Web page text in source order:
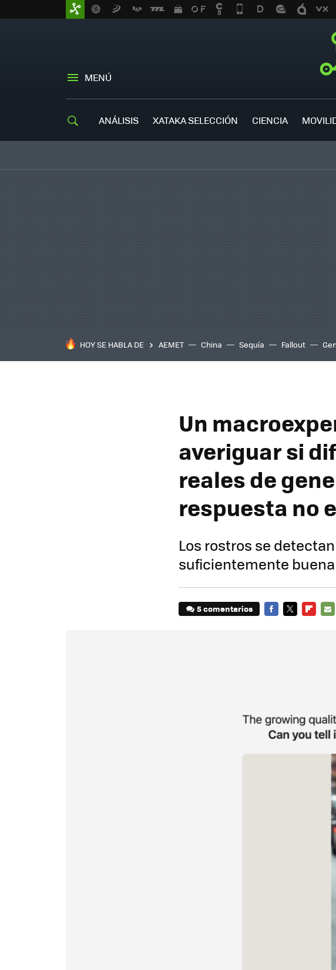
MENÚ
ANÁLISIS XATAKA SELECCIÓN CIENCIA
HOY SE HABLA DE AEMET China Sequía Fallout
Un
averiguar si
reales de
respuesta no
Los rostros se
suficientemente
5 comentarios